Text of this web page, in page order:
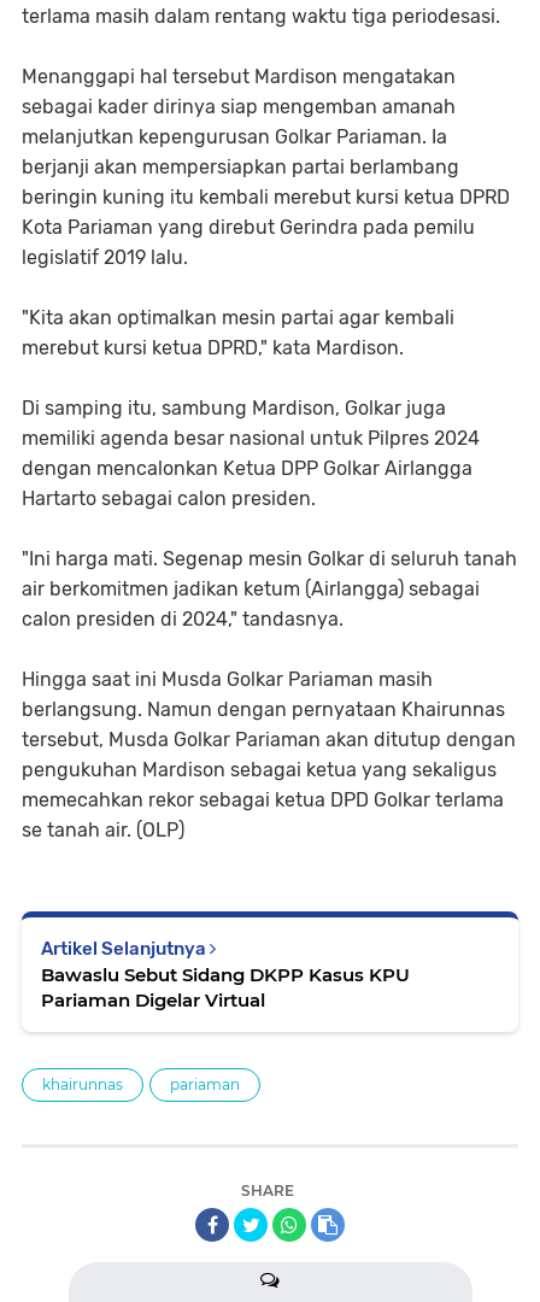
terlama masih dalam rentang waktu tiga periodesasi.
Menanggapi hal tersebut Mardison mengatakan
sebagai kader dirinya siap mengemban amanah
melanjutkan kepengurusan Golkar Pariaman. Ia
berjanji akan mempersiapkan partai berlambang
beringin kuning itu kembali merebut kursi ketua DPRD
Kota Pariaman yang direbut Gerindra pada pemilu
legislatif 2019 lalu.
"Kita akan optimalkan mesin partai agar kembali
merebut kursi ketua DPRD," kata Mardison.
Di samping itu, sambung Mardison, Golkar juga
memiliki agenda besar nasional untuk Pilpres 2024
dengan mencalonkan Ketua DPP Golkar Airlangga
Hartarto sebagai calon presiden.
"Ini harga mati. Segenap mesin Golkar di seluruh tanah
air berkomitmen jadikan ketum (Airlangga) sebagai
calon presiden di 2024," tandasnya.
Hingga saat ini Musda Golkar Pariaman masih
berlangsung. Namun dengan pernyataan Khairunnas
tersebut, Musda Golkar Pariaman akan ditutup dengan
pengukuhan Mardison sebagai ketua yang sekaligus
memecahkan rekor sebagai ketua DPD Golkar terlama
se tanah air. (OLP)
Artikel Selanjutnya
Bawaslu Sebut Sidang DKPP Kasus KPU
Pariaman Digelar Virtual
khairunnas pariaman
SHARE